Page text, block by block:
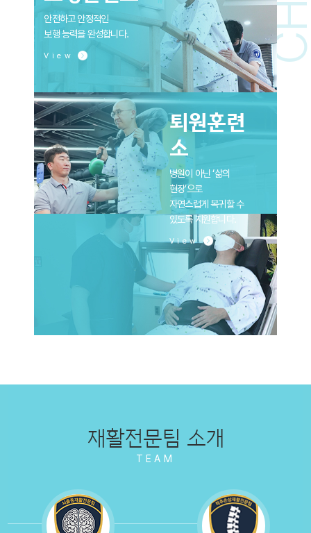
안전하고 안정적인
보행 능력을 완성합니다.
View
퇴원훈련
소
병원이 아닌 ‘삶의
현장’으로
자연스럽게 복귀할 수
있도록 지원합니다.
View
재활전문팀 소개
TEAM